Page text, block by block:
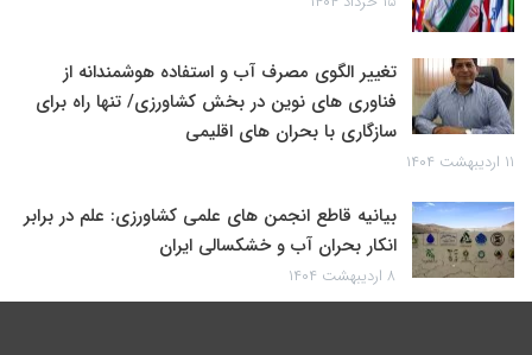
تغییر الگوی مصرف آب و استفاده هوشمندانه از
فناوری های نوین در بخش کشاورزی/ تنها راه برای
سازگاری با بحران های اقلیمی
۱۱ اردیبهشت ۱۴۰۴
بیانیه قاطع انجمن های علمی کشاورزی: علم در برابر
انکار بحران آب و خشکسالی ایران
۸ اردیبهشت ۱۴۰۴